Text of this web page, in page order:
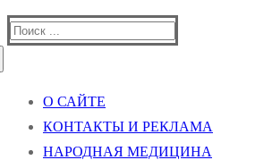
Найти:
О САЙТЕ
КОНТАКТЫ И РЕКЛАМА
НАРОДНАЯ МЕДИЦИНА